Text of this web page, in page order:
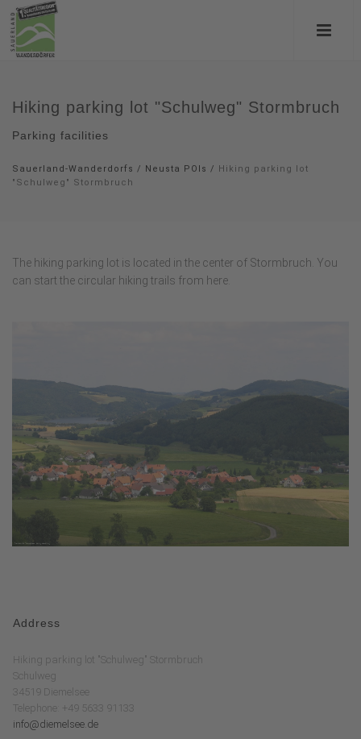
Hiking parking lot "Schulweg" Stormbruch
Parking facilities
Sauerland-Wanderdorfs / Neusta POIs / Hiking parking lot
"Schulweg" Stormbruch
The hiking parking lot is located in the center of Stormbruch. You
can start the circular hiking trails from here.
Address
Hiking parking lot "Schulweg" Stormbruch
Schulweg
34519 Diemelsee
Telephone: +49 5633 91133
info@diemelsee.de